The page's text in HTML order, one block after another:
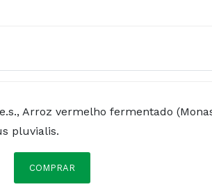
Arroz vermelho fermentado
pluvialis.
COMPRAR